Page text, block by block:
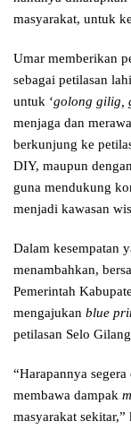
masyarakat, untuk
Umar memberikan
sebagai petilasan
untuk ‘golong gilig,
menjaga dan
berkunjung ke
DIY, maupun
guna mendukung
menjadi kawasan
Dalam kesempatan
menambahkan,
Pemerintah
mengajukan blue
petilasan Selo
“Harapannya
membawa dampak
masyarakat sekitar,”